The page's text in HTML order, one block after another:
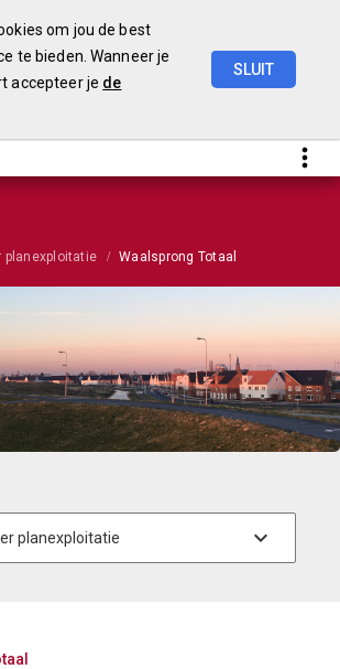
om jou de best
te bieden. Wanneer je
accepteer je de
SLUIT
planexploitatie Waalsprong Totaal